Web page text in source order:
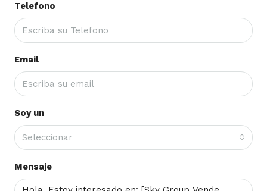
Telefono
Email
Soy un
Seleccionar
Mensaje